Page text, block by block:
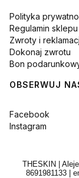
Polityka
Regulamin sklepu
Zwroty i
Dokonaj zwrotu
Bon
OBSERWUJ
Facebook
Instagram
THESKIN |
8691981133 |